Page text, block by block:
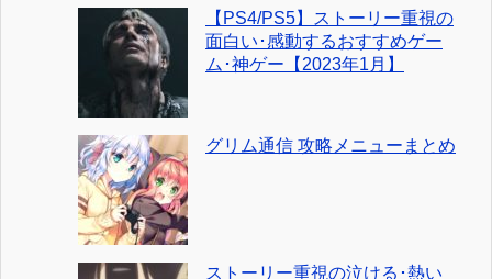
【PS4/PS5】ストーリー重視の
面白い･感動するおすすめゲー
ム･神ゲー【2023年1月】
グリム通信 攻略メニューまとめ
ストーリー重視の泣ける･熱い